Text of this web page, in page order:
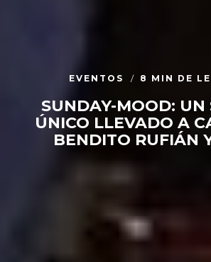
EVENTOS 8 MIN DE
SUNDAY-MOOD: UN
ÚNICO LLEVADO A
BENDITO RUFIÁN